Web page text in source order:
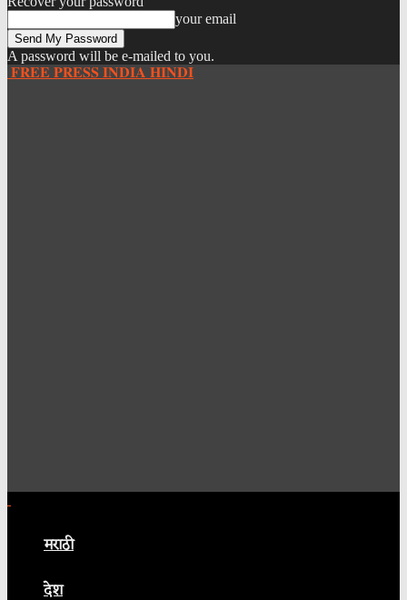
your email
A password will be e-mailed to you.
𝐅𝐑𝐄𝐄 𝐏𝐑𝐄𝐒𝐒 𝐈𝐍𝐃𝐈𝐀 𝐇𝐈𝐍𝐃𝐈
मराठी
देश